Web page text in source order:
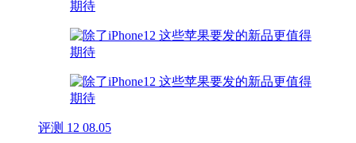
评测 12 08.05